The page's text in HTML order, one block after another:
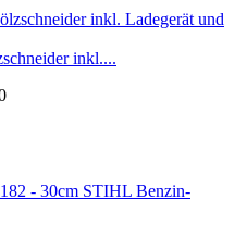
inkl....
STIHL Benzin-